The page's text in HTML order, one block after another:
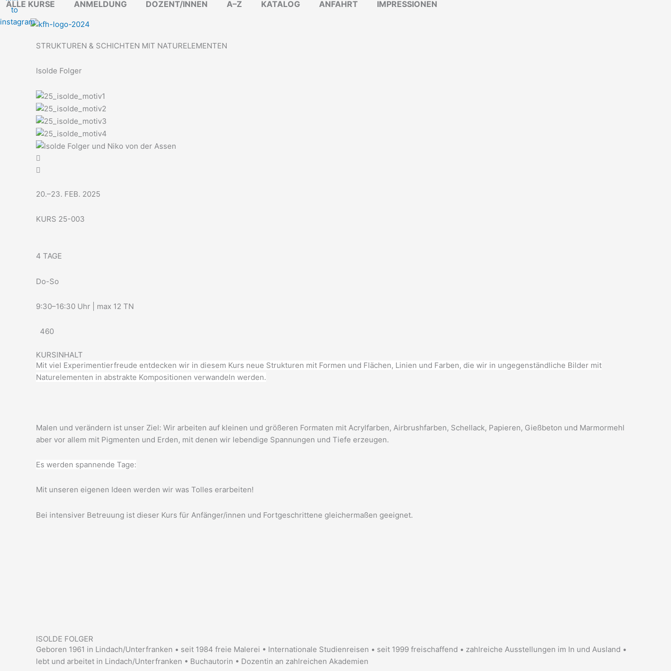
Zum
Inhalt
springen
ALLE KURSE ANMELDUNG DOZENT/INNEN A–Z KATALOG ANFAHRT IMPRESSIONEN
STRUKTUREN & SCHICHTEN MIT NATURELEMENTEN
Isolde Folger
20.–23. FEB. 2025
KURS 25-003
4 TAGE
Do-So
9:30–16:30 Uhr | max 12 TN
460
KURSINHALT
Mit viel Experimentierfreude entdecken wir in diesem Kurs neue Strukturen mit Formen und Flächen, Linien und Farben, die wir in ungegenständliche Bilder mit
Naturelementen in abstrakte Kompositionen verwandeln werden.
Malen und verändern ist unser Ziel: Wir arbeiten auf kleinen und größeren Formaten mit Acrylfarben, Airbrushfarben, Schellack, Papieren, Gießbeton und Marmormehl
aber vor allem mit Pigmenten und Erden, mit denen wir lebendige Spannungen und Tiefe erzeugen.
Es werden spannende Tage:
Mit unseren eigenen Ideen werden wir was Tolles erarbeiten!
Bei intensiver Betreuung ist dieser Kurs für Anfänger/innen und Fortgeschrittene gleichermaßen geeignet.
ISOLDE FOLGER
Geboren 1961 in Lindach/Unterfranken • seit 1984 freie Malerei • Internationale Studienreisen • seit 1999 freischaffend • zahlreiche Ausstellungen im In und Ausland •
lebt und arbeitet in Lindach/Unterfranken • Buchautorin • Dozentin an zahlreichen Akademien